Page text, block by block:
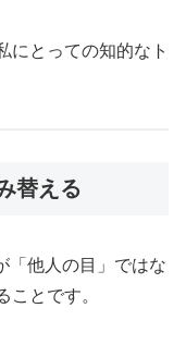
にとっての知的なト
替える
「他人の目」ではな
ことです。